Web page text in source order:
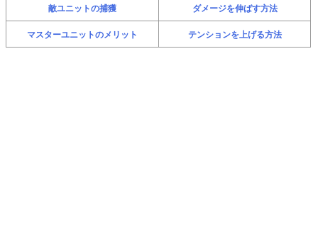
敵ユニットの捕獲 ダメージを伸ばす方法
マスターユニットのメリット テンションを上げる方法